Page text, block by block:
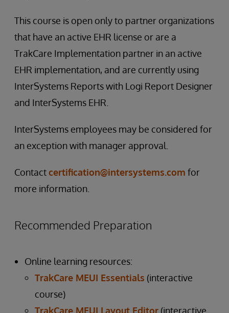
This course is open only to partner organizations
that have an active EHR license or are a
TrakCare Implementation partner in an active
EHR implementation, and are currently using
InterSystems Reports with Logi Report Designer
and InterSystems EHR.
InterSystems employees may be considered for
an exception with manager approval.
Contactcertification@intersystems.com for
more information.
Recommended Preparation
Online learning resources:
TrakCare MEUI Essentials (interactive
course)
TrakCare MEUI Layout Editor (interactive